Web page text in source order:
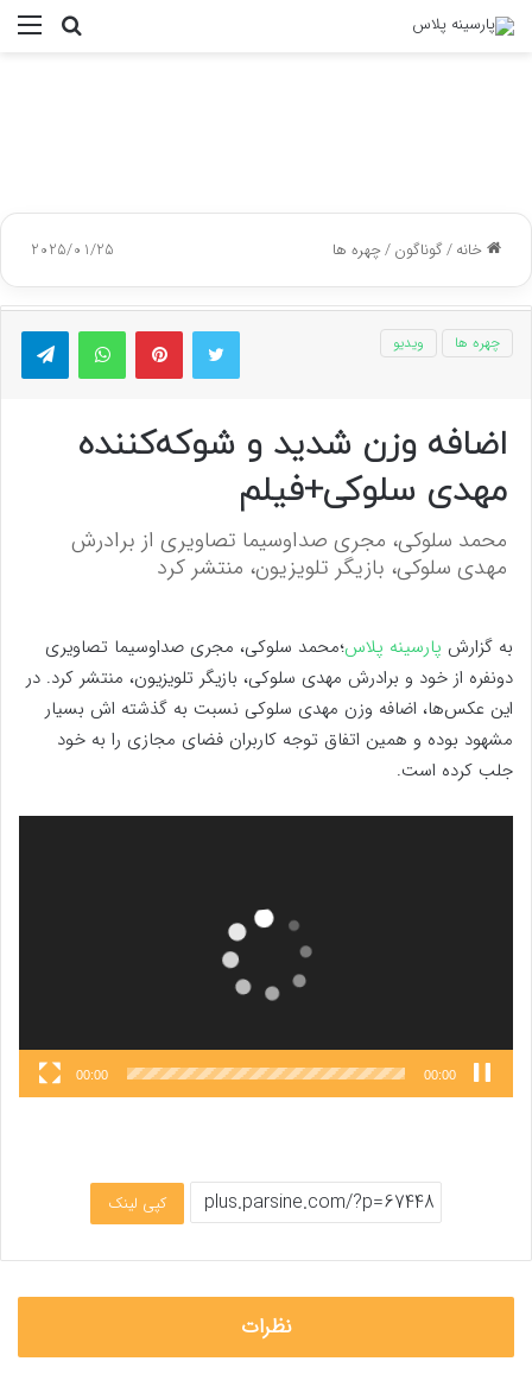
جستجو
خانه/گوناگون/چهره ها 2025/01/25
توییتر پینتریستواتس آپ
چهره ها ویدیو
اضافه وزن شدید و شوکه‌کننده
مهدی سلوکی+فیلم
محمد سلوکی، مجری صداوسیما تصاویری از برادرش
مهدی سلوکی، بازیگر تلویزیون، منتشر کرد
به گزارش پارسینه پلاس؛محمد سلوکی، مجری صداوسیما تصاویری
دونفره از خود و برادرش مهدی سلوکی، بازیگر تلویزیون، منتشر کرد. در
این عکس‌ها، اضافه وزن مهدی سلوکی نسبت به گذشته اش بسیار
مشهود بوده و همین اتفاق توجه کاربران فضای مجازی را به خود
جلب کرده است.
00:00
00:00
کپی لینک
نظرات